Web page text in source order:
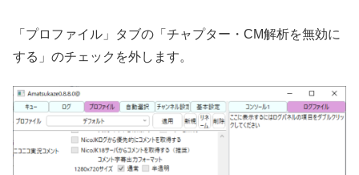
「プロファイル」タブの「チャプター・CM解析を無効に
する」のチェックを外します。